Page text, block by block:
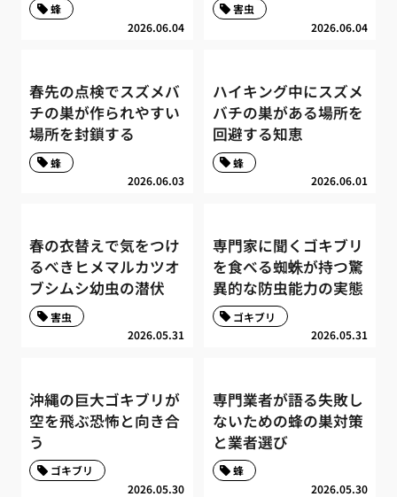
2026.06.04
蜂
2026.06.04
害虫
春先の点検でスズメバ
チの巣が作られやすい
場所を封鎖する
2026.06.03
蜂
ハイキング中にスズメ
バチの巣がある場所を
回避する知恵
2026.06.01
蜂
春の衣替えで気をつけ
るべきヒメマルカツオ
ブシムシ幼虫の潜伏
2026.05.31
害虫
専門家に聞くゴキブリ
を食べる蜘蛛が持つ驚
異的な防虫能力の実態
2026.05.31
ゴキブリ
沖縄の巨大ゴキブリが
空を飛ぶ恐怖と向き合
う
2026.05.30
ゴキブリ
専門業者が語る失敗し
ないための蜂の巣対策
と業者選び
2026.05.30
蜂